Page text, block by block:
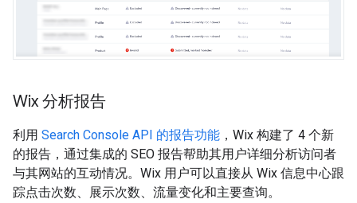
Wix 分析报告
利用 Search Console API 的报告功能 ，Wix 构建了 4 个新
的报告，通过集成的 SEO 报告帮助其用户详细分析访问者
与其网站的互动情况。Wix 用户可以直接从 Wix 信息中心跟
踪点击次数、展示次数、流量变化和主要查询。